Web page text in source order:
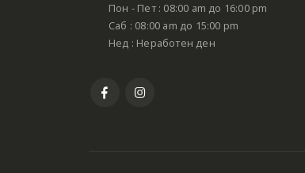
Пон - Пет : 08:00 am до 16:00 pm
Саб : 08:00 am до 15:00 pm
Нед : Неработен ден